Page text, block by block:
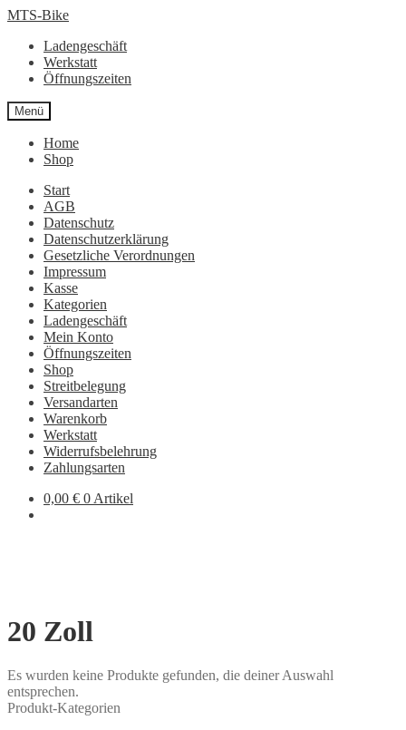
Zur
springen
Zum
springen
MTS-Bike
Ladengeschäft
Werkstatt
Öffnungszeiten
Menü
Home
Shop
Start
AGB
Datenschutz
Datenschutzerklärung
Gesetzliche Verordnungen
Impressum
Kasse
Kategorien
Ladengeschäft
Mein Konto
Öffnungszeiten
Shop
Streitbelegung
Versandarten
Warenkorb
Werkstatt
Widerrufsbelehrung
Zahlungsarten
0,00 € 0 Artikel
20 Zoll
Es wurden keine Produkte gefunden, die deiner Auswahl
entsprechen.
Produkt-Kategorien